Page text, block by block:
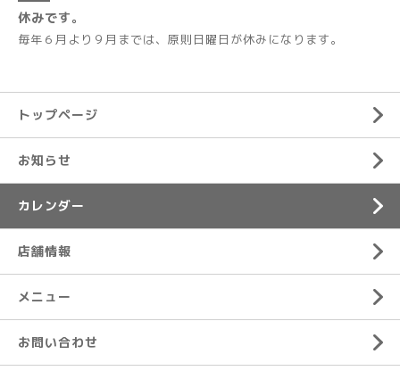
休みです。
毎年６月より９月までは、原則日曜日が休みになります。
トップページ
お知らせ
カレンダー
店舗情報
メニュー
お問い合わせ